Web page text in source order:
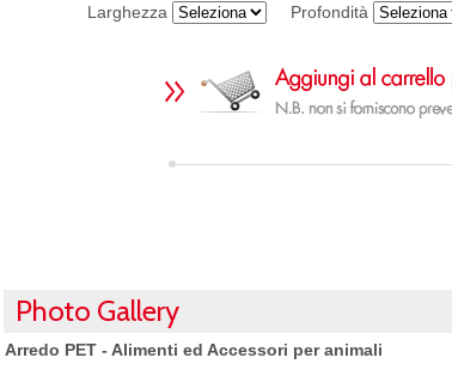
Larghezza Profondità
Photo Gallery
Arredo PET - Alimenti ed Accessori per animali